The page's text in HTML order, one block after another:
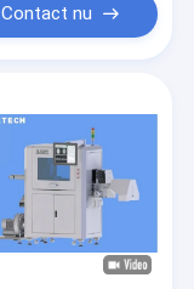
Contact nu